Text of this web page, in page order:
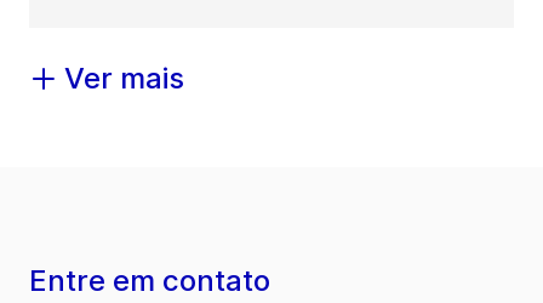
Ver mais
Entre em contato